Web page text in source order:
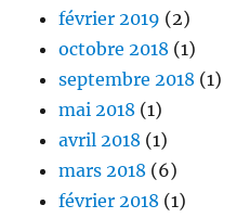
février 2019 (2)
octobre 2018 (1)
septembre 2018 (1)
mai 2018 (1)
avril 2018 (1)
mars 2018 (6)
février 2018 (1)